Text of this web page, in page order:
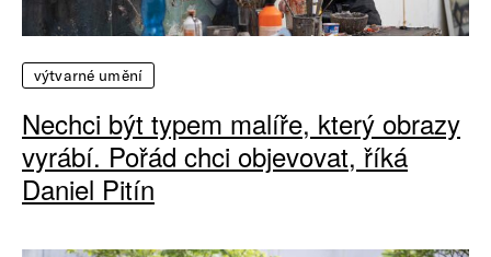
výtvarné umění
Nechci být typem malíře, který obrazy
vyrábí. Pořád chci objevovat, říká
Daniel Pitín